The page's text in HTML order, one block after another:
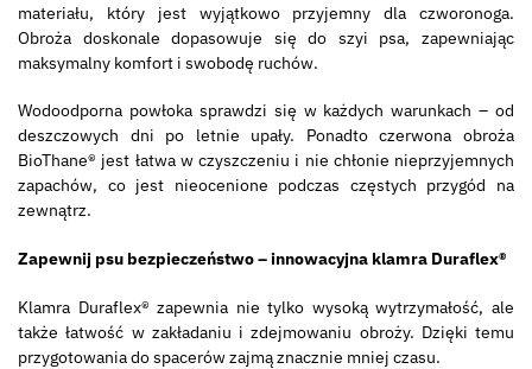
materiału, który jest wyjątkowo przyjemny dla czworonoga.
Obroża doskonale dopasowuje się do szyi psa, zapewniając
maksymalny komfort i swobodę ruchów.
Wodoodporna powłoka sprawdzi się w każdych warunkach – od
deszczowych dni po letnie upały. Ponadto czerwona obroża
BioThane® jest łatwa w czyszczeniu i nie chłonie nieprzyjemnych
zapachów, co jest nieocenione podczas częstych przygód na
zewnątrz.
Zapewnij psu bezpieczeństwo – innowacyjna klamra Duraflex®
Klamra Duraflex® zapewnia nie tylko wysoką wytrzymałość, ale
także łatwość w zakładaniu i zdejmowaniu obroży. Dzięki temu
przygotowania do spacerów zajmą znacznie mniej czasu.